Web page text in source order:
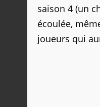
saison 4 (un
écoulée,
joueurs qui